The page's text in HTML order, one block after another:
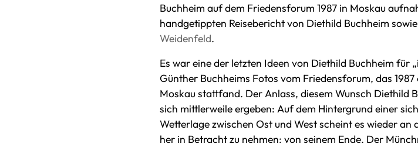
Buchheim auf dem Friedensforum 1987 in Moskau
handgetippten Reisebericht von Diethild Buchheim
Weidenfeld.
Es war eine der letzten Ideen von Diethild Buchheim für
Günther Buchheims Fotos vom Friedensforum, das
Moskau stattfand. Der Anlass, diesem Wunsch Diethild
sich mittlerweile ergeben: Auf dem Hintergrund einer
Wetterlage zwischen Ost und West scheint es wieder
her in Betracht zu nehmen: von seinem Ende. Der